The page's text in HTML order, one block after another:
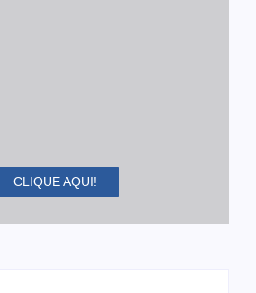
CLIQUE AQUI!